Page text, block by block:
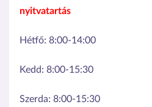
Hétfő: 8:00-14:00
Kedd: 8:00-15:30
Szerda: 8:00-15:30
nyitvatartás